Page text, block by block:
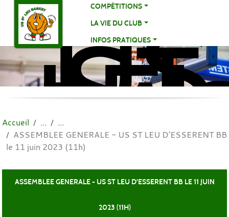
COMPÉTITIONS
LA VIE DU CLUB
INFOS PRATIQUES
US
ST
Accueil
ASSEMBLEE GENERALE - US ST LEU D'ESSERENT BB
le 11 juin 2023 (11h)
ASSEMBLEE GENERALE - US ST LEU D'ESSERENT BB LE 11 JUIN
2023 (11H)
Panneau de gestion des cookies